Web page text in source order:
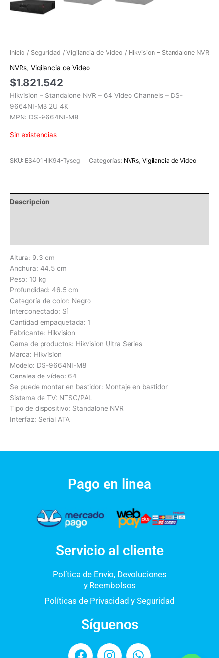
Inicio / Seguridad / Vigilancia de Video / Hikvision – Standalone NVR
NVRs, Vigilancia de Video
$1.821.542
Hikvision – Standalone NVR – 64 Video Channels – DS-
9664NI-M8 2U 4K
MPN: DS-9664NI-M8
Sin existencias
SKU: ES401HIK94-Tyseg Categorías: NVRs, Vigilancia de Video
Descripción
Altura: 9.3 cm
Anchura: 44.5 cm
Peso: 10 kg
Profundidad: 46.5 cm
Categoría de color: Negro
Interconectado: Sí
Cantidad empaquetada: 1
Fabricante: Hikvision
Gama de productos: Hikvision Ultra Series
Marca: Hikvision
Modelo: DS-9664NI-M8
Canales de vídeo: 64
Se puede montar en bastidor: Montaje en bastidor
Sistema de TV: NTSC/PAL
Tipo de dispositivo: Standalone NVR
Interfaz: Serial ATA
Pago en linea
Servicio al cliente
Política de Envío, Devoluciones
y Reembolsos
Políticas de Privacidad y Seguridad
Síguenos
F
I
W